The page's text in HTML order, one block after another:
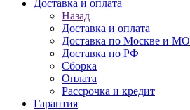
Доставка и оплата
Назад
Доставка и оплата
Доставка по Москве и МО
Доставка по РФ
Сборка
Оплата
Рассрочка и кредит
Гарантия